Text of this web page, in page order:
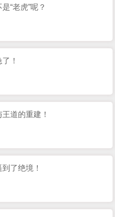
“老虎”呢？
！
道的重建！
了绝境！